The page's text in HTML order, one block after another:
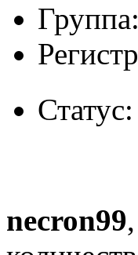
Группа:
Статус:
necron99